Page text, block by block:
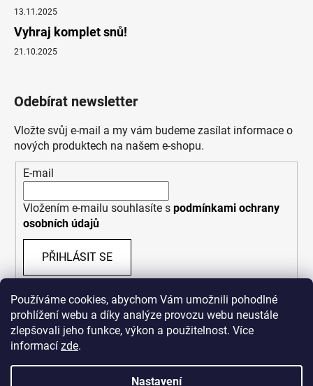
Používáme cookies, abychom Vám umožnili pohodlné
prohlížení webu a díky analýze provozu webu neustále
zlepšovali jeho funkce, výkon a použitelnost. Více
informací zde.
Nastavení
13.11.2025
Vyhraj komplet snů!
21.10.2025
Odebírat newsletter
Vložte svůj e-mail a my vám budeme zasílat informace o
nových produktech na našem e-shopu.
E-mail
Vložením e-mailu souhlasíte s podmínkami ochrany
osobních údajů
PŘIHLÁSIT SE